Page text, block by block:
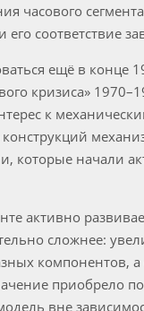
часового
соответствие
ещё в конце
кризиса»
к
начали
активно
сложнее:
компонентов,
приобрело
вне